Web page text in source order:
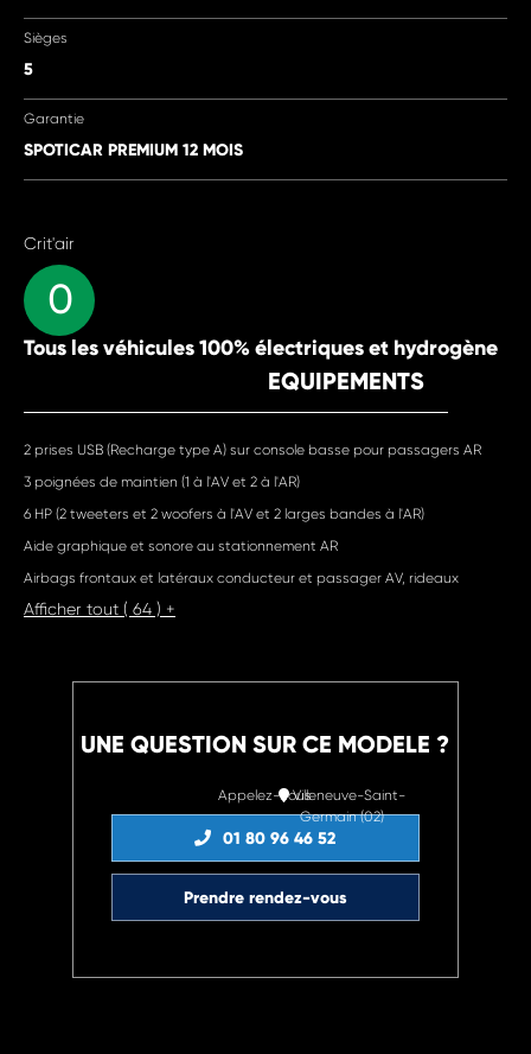
Sièges
5
Garantie
SPOTICAR PREMIUM 12 MOIS
Crit'air
0
Tous les véhicules 100% électriques et hydrogène
EQUIPEMENTS
2 prises USB (Recharge type A) sur console basse pour passagers AR
3 poignées de maintien (1 à l'AV et 2 à l'AR)
6 HP (2 tweeters et 2 woofers à l'AV et 2 larges bandes à l'AR)
Aide graphique et sonore au stationnement AR
Airbags frontaux et latéraux conducteur et passager AV, rideaux
Afficher tout ( 64 ) +
UNE QUESTION SUR CE MODELE ?
Appelez-nous
01 80 96 46 52
Villeneuve-Saint-
Germain (02)
Prendre rendez-vous